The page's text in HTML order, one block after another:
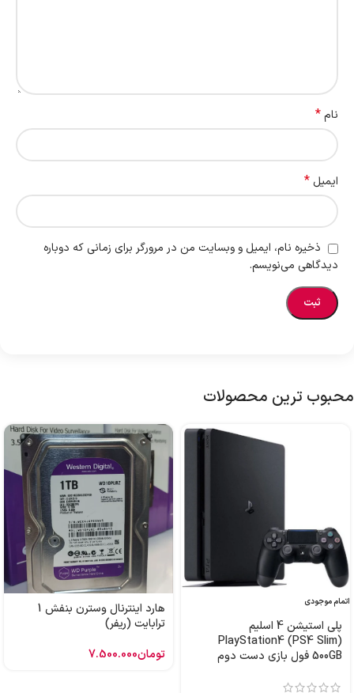
نام*
ایمیل *
ذخیره نام، ایمیل و وبسایت من در مرورگر برای زمانی که دوباره
دیدگاهی می‌نویسم.
محبوب ترین محصولات
اتمام موجودی
پلی استیشن 4 اسلیم
PlayStation4 (PS4 Slim)
500GB فول بازی دست دوم
هارد اینترنال وسترن بنفش 1
ترابایت (ریفر)
تومان7.500.000